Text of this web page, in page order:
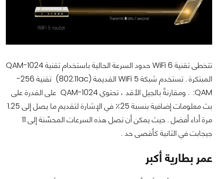
تتخطى تقنية WiFi 6 حدود السرعة الحالية باستخدام تقنية 1024-QAM
المبتكرة . تستخدم شبكة WiFi 5 القديمة (802.11ac) تقنية 256-
QAM: . ومقارنةً بالجيل الأقد ، تحتوي 1024-QAM على القدرة على
بث معلومات إضافية بنسبة 25٪ في الإشارة لتقديم ما يصل إلى 1.25
مرة أداء أفضل . حيث يمكن أن تصل هذه السرعات المحسّنة إلى 11
جيجابت في الثانية كأقصى حد .
عمر بطارية أكبر